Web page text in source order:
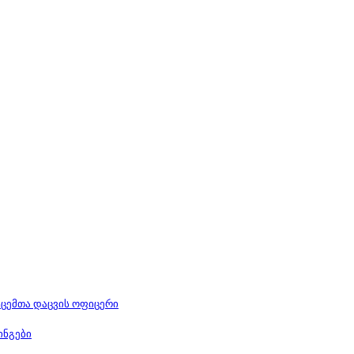
დაცვის ოფიცერი